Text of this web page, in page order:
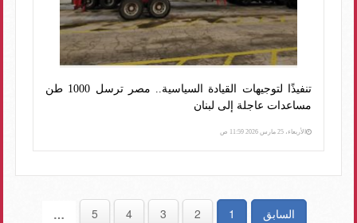
تنفيذًا لتوجيهات القيادة السياسية.. مصر ترسل 1000 طن
مساعدات عاجلة إلى لبنان
الأربعاء، 25 مارس 2026 11:59 ص
السابق 1
2
3
4
5
…